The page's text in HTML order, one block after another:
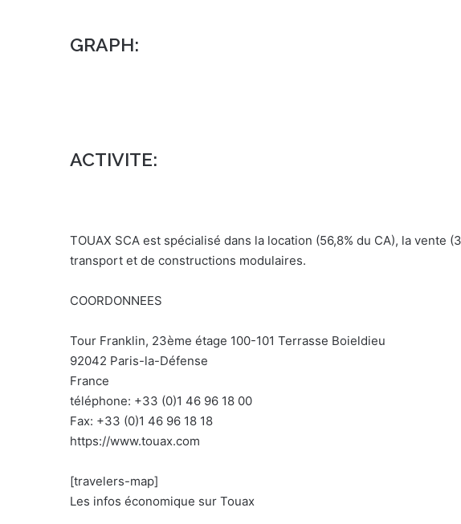
GRAPH:
ACTIVITE:
TOUAX SCA est spécialisé dans la location (56,8% du CA), la vente
transport et de constructions modulaires.
COORDONNEES
Tour Franklin, 23ème étage 100-101 Terrasse Boieldieu
92042 Paris-la-Défense
France
téléphone: +33 (0)1 46 96 18 00
Fax: +33 (0)1 46 96 18 18
https://www.touax.com
[travelers-map]
Les infos économique sur Touax